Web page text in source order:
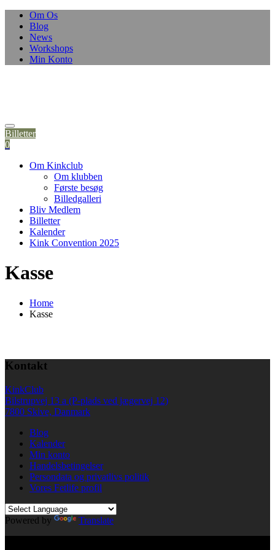
Skip
content
Om Os
Blog
News
Workshops
Min Konto
Billetter
0
Om Kinkclub
Om klubben
Første besøg
Billedgalleri
Bliv Medlem
Billetter
Kalender
Kink Convention 2025
Kasse
Home
Kasse
Kontakt
KinkClub
Bilstrupvej 13 a (P-plads ved jægervej 12)
7800 Skive, Danmark
Blog
Kalender
Min konto
Handelsbetingelser
Persondata og privatlivs politik
Vores Fetlife profil
Powered by
Translate